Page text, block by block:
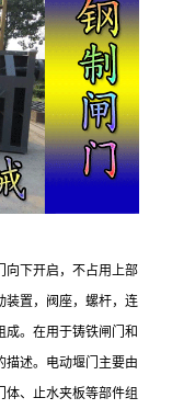
向下开启，不占用上部
装置，阀座，螺杆，连
成。在用于铸铁闸门和
描述。电动堰门主要由
体、止水夹板等部件组